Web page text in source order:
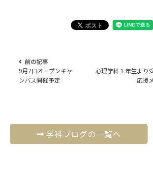
前の記事
9月7日オープンキャ
ンパス開催予定
心理学科１年生より
応援
学科ブログの一覧へ